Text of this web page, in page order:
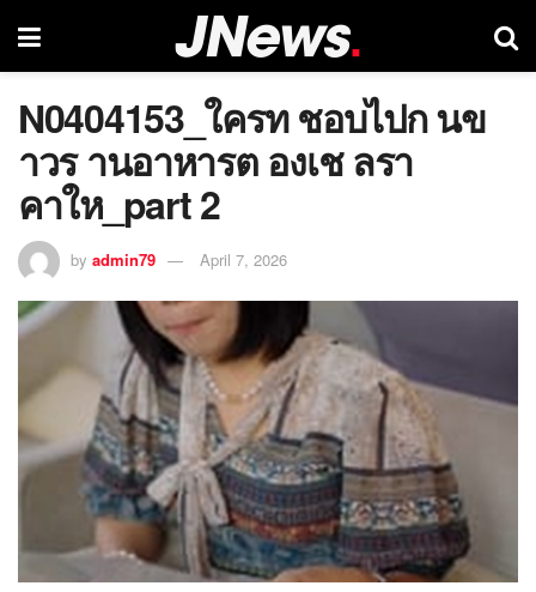
N0404153_ใครท ชอบไปก นข
าวร านอาหารต องเช ลรา
คาให_part 2
by admin79 April 7, 2026